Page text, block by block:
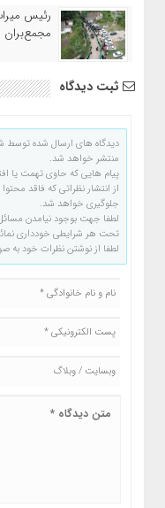
رئیس
ثبت دیدگاه
دیدگاه های ارسال شده توسط
منتشر خواهد شد.
پیام هایی که حاوی تهمت یا
از انتشار نظراتی که فاقد
جلوگیری خواهد شد.
لطفا جهت بوجود نیامدن
تحت هر شرایطی خودداری
لطفا از نوشتن نظرات خود به